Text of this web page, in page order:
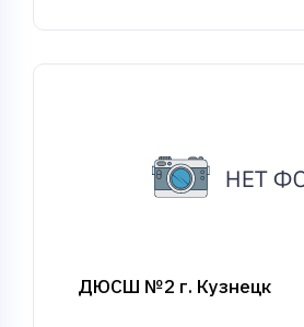
ДЮСШ №2 г. Кузнецк